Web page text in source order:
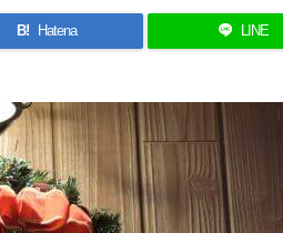
B! Hatena LINE